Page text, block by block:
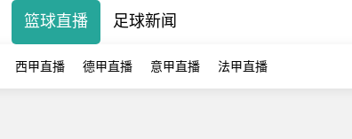
篮球直播 足球新闻
西甲直播 德甲直播 意甲直播 法甲直播